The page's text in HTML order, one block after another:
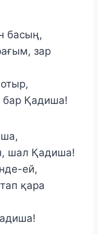
басың,
зар
бар Қадиша!
шал Қадиша!
ей,
қара